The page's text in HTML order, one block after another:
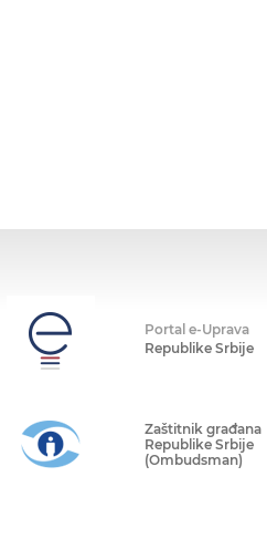
Portal e-Uprava
Republike Srbije
Zaštitnik građana
Republike Srbije
(Ombudsman)